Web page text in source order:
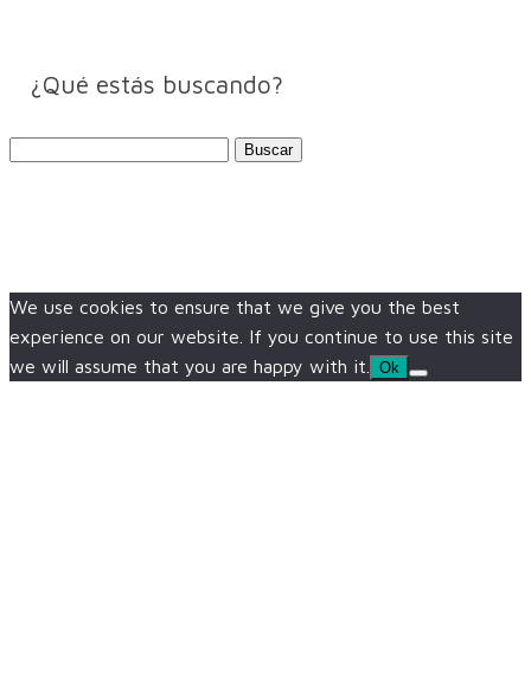
¿Qué estás buscando?
We use cookies to ensure that we give you the best
experience on our website. If you continue to use this site
we will assume that you are happy with it.
Ok